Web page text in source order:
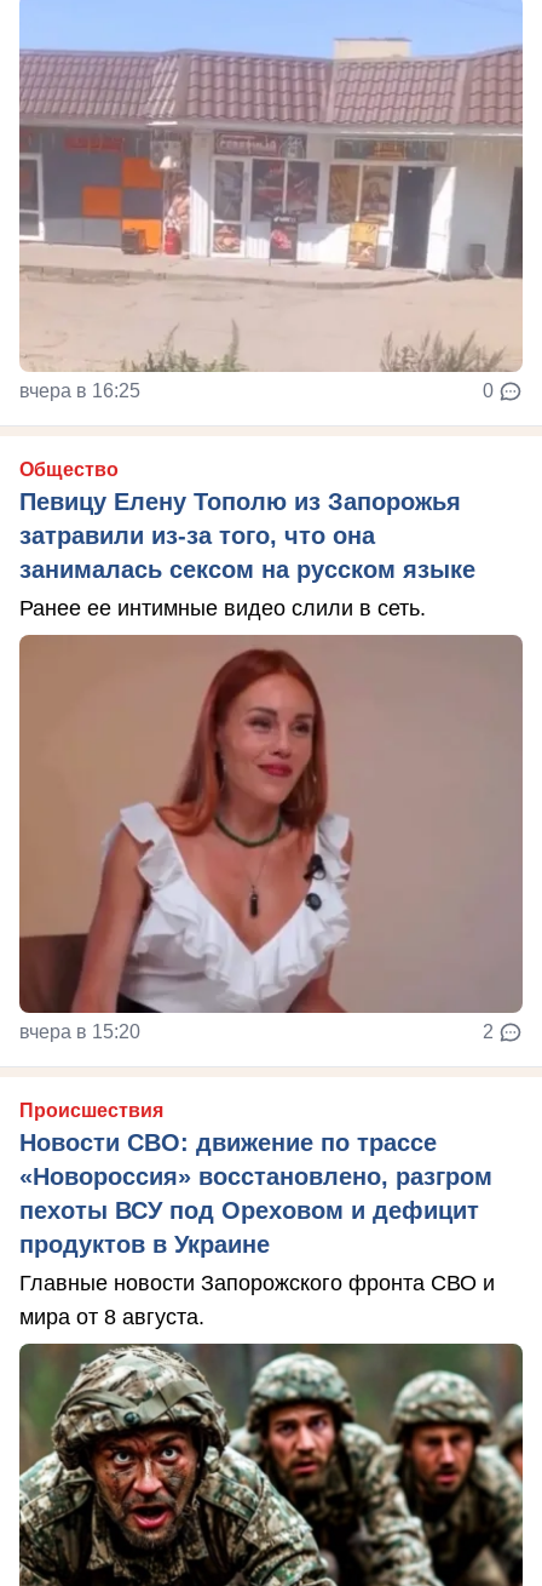
вчера в 16:25 0
Общество
Певицу Елену Тополю из Запорожья
затравили из-за того, что она
занималась сексом на русском языке
Ранее ее интимные видео слили в сеть.
вчера в 15:20 2
Происшествия
Новости СВО: движение по трассе
«Новороссия» восстановлено, разгром
пехоты ВСУ под Ореховом и дефицит
продуктов в Украине
Главные новости Запорожского фронта СВО и
мира от 8 августа.